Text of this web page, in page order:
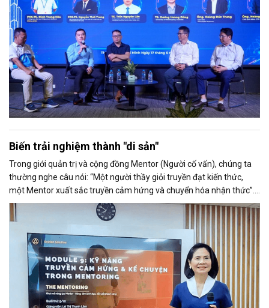
Biến trải nghiệm thành "di sản"
​Trong giới quản trị và cộng đồng Mentor (Người cố vấn), chúng ta
thường nghe câu nói: “Một người thầy giỏi truyền đạt kiến thức,
một Mentor xuất sắc truyền cảm hứng và chuyển hóa nhận thức”.
Nhưng làm thế nào để chuyển hóa một con người? Câu trả lời
không nằm ở những quy trình khô khan cứng nhắc, mà nằm ở một
vũ khí chiến lược tinh tế: Nghệ thuật kể chuyện bằng trải nghiệm.